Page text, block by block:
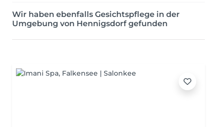
Wir haben ebenfalls Gesichtspflege in der
Umgebung von Hennigsdorf gefunden